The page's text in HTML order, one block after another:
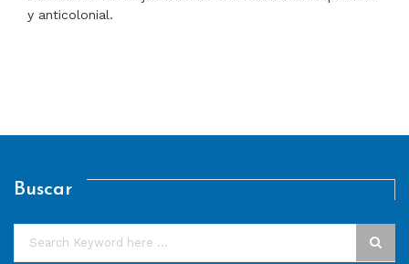
y anticolonial.
Buscar